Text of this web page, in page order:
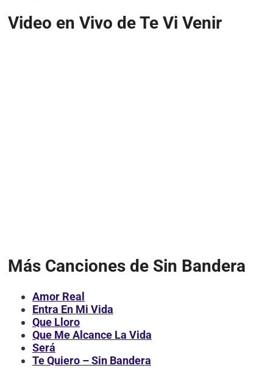
Video en Vivo de Te Vi Venir
Más Canciones de Sin Bandera
Amor Real
Entra En Mi Vida
Que Lloro
Que Me Alcance La Vida
Será
Te Quiero – Sin Bandera